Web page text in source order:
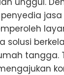
jasa
solusi
tangga.